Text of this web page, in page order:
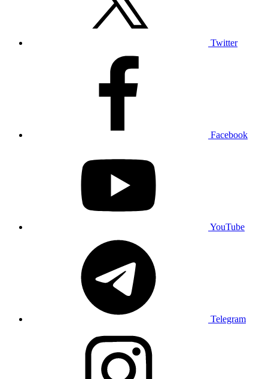
Twitter
Facebook
YouTube
Telegram